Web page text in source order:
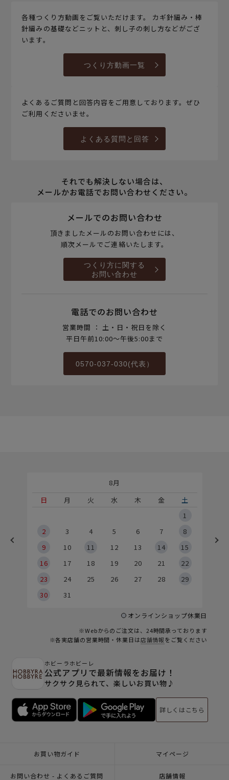
各種つくり方動画をご覧いただけます。 カギ針編み・棒
針編みの基礎などニットと、刺し子の刺し方などがござ
います。
つくり方動画一覧
よくあるご質問と回答内容をご用意しております。ぜひ
ご利用くださいませ。
よくある質問と回答
それでも解決しない場合は、
メールかお電話でお問い合わせください。
メールでのお問い合わせ
頂きましたメールのお問い合わせには、
順次メールでご連絡いたします。
つくり方に関する
お問い合わせ
電話でのお問い合わせ
営業時間 ： 土・日・祝日を除く
平日午前10:00～午後5:00まで
0570-037-030(代表）
8月
日
月 火 水 木 金
土
1
2
3 4 5 6 7
8
9
10 11 12 13 14
15
16
17 18 19 20 21
22
23
24 25 26 27 28
29
30
31
オンラインショップ休業日
※Webからのご注文は、24時間承っております
※各実店舗の営業時間・休業日は店舗情報をご覧ください
ホビーラホビーレ
公式アプリで最新情報をお届け！
サクサク見られて、楽しいお買い物♪
詳しくはこちら
お買い物ガイド マイページ
お問い合わせ - よくあるご質問 店舗情報